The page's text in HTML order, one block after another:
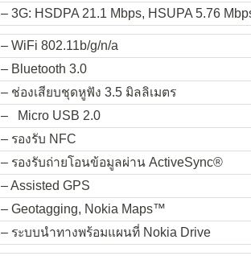
– 3G: HSDPA 21.1 Mbps, HSUPA 5.76
– WiFi 802.11b/g/n/a
– Bluetooth 3.0
– ช่องเสียบชุดหูฟัง 3.5 มิลลิเมตร
– Micro USB 2.0
– รองรับ NFC
– รองรับถ่ายโอนข้อมูลผ่าน ActiveSync®
– Assisted GPS
– Geotagging, Nokia Maps™
– ระบบนำทางพร้อมแผนที่ Nokia Drive